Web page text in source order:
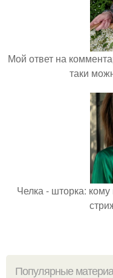
Мой ответ на
таки
Челка - шторка: кому
Популярные